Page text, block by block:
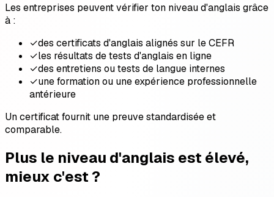
Les entreprises peuvent vérifier ton niveau d'anglais grâce
à :
✓des certificats d'anglais alignés sur le CEFR
✓les résultats de tests d'anglais en ligne
✓des entretiens ou tests de langue internes
✓une formation ou une expérience professionnelle
antérieure
Un certificat fournit une preuve standardisée et
comparable.
Plus le niveau d'anglais est élevé,
mieux c'est ?